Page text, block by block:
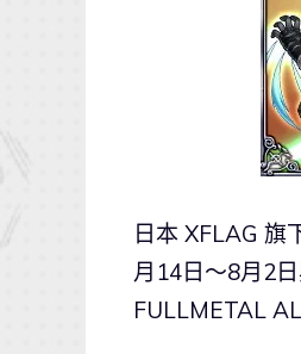
日本 XFLAG 旗
月14日～8月2
FULLMETAL